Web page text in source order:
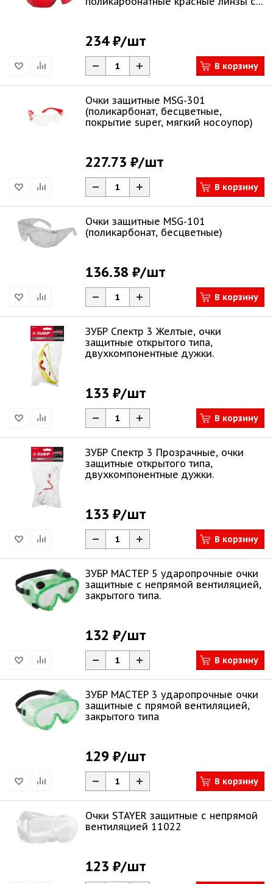
234 ₽/шт
В корзину
Очки защитные MSG-301
(поликарбонат, бесцветные,
покрытие super, мягкий носоупор)
227.73 ₽/шт
В корзину
Очки защитные MSG-101
(поликарбонат, бесцветные)
136.38 ₽/шт
В корзину
ЗУБР Спектр 3 Желтые, очки
защитные открытого типа,
двухкомпонентные дужки.
133 ₽/шт
В корзину
ЗУБР Спектр 3 Прозрачные, очки
защитные открытого типа,
двухкомпонентные дужки.
133 ₽/шт
В корзину
ЗУБР МАСТЕР 5 ударопрочные очки
защитные с непрямой вентиляцией,
закрытого типа.
132 ₽/шт
В корзину
ЗУБР МАСТЕР 3 ударопрочные очки
защитные с прямой вентиляцией,
закрытого типа
129 ₽/шт
В корзину
Очки STAYER защитные с непрямой
вентиляцией 11022
123 ₽/шт